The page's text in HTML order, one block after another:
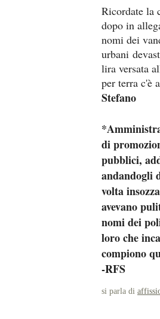
Ricordate la
dopo in
nomi dei
urbani
lira versata
per terra c'è
Stefano
di
pubblici,
andandogli
volta
avevano
nomi dei
loro che
compiono
-RFS
si parla di